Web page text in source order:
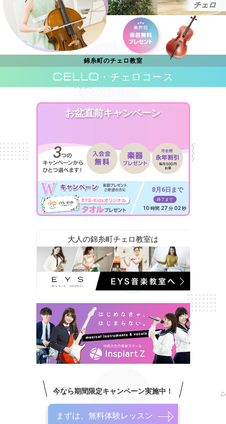
チェロ
錦糸町のチェロ教室
CELLO ・チェロコース
お盆直前キャンペーン
8月6日まで
終了まで
10 時間 27 分 00 秒
大人の錦糸町チェロ教室は
今なら期間限定キャンペーン実施中！
まずは、無料体験レッスン